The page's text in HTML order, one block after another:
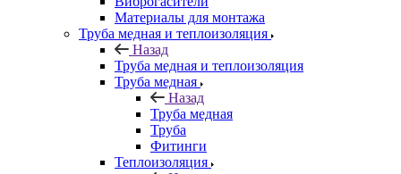
Материалы для монтажа
Труба медная и теплоизоляция
Назад
Труба медная и теплоизоляция
Труба медная
Назад
Труба медная
Труба
Фитинги
Теплоизоляция